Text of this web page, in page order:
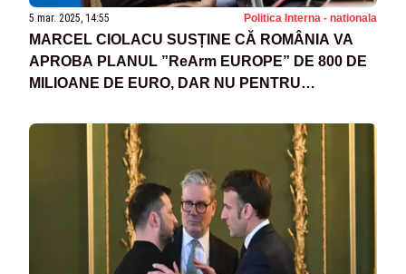
5 mar. 2025, 14:55 Politica Interna - nationala
MARCEL CIOLACU SUSȚINE CĂ ROMÂNIA VA
APROBA PLANUL ”ReArm EUROPE” DE 800 DE
MILIOANE DE EURO, DAR NU PENTRU
UCRAINA